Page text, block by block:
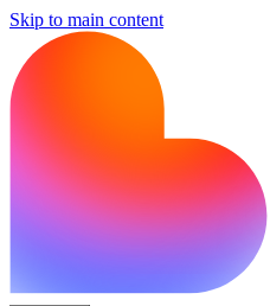
Skip to main content